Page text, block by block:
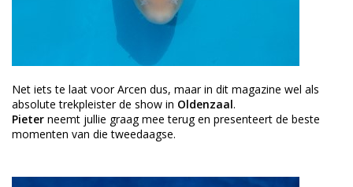
Net iets te laat voor Arcen dus, maar in dit magazine wel als
absolute trekpleister de show in Oldenzaal.
Pieter neemt jullie graag mee terug en presenteert de beste
momenten van die tweedaagse.